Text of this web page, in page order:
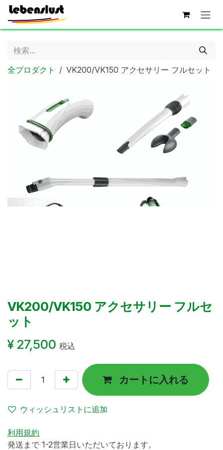
コンテンツへスキップ
全プロダクト VK200/VK150 アクセサリー フルセット
VK200/VK150 アクセサリー フルセ
ット
¥ 27,500 税込
カートに入れる
ウィッシュリストに追加
利用規約
発送まで 1-2営業日いただいております。